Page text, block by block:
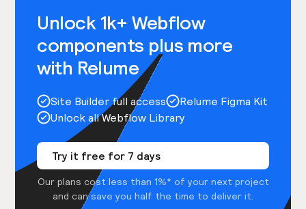
Unlock 1k+ Webflow
components plus more
with Relume
Site Builder full access
Relume Figma Kit
Unlock all Webflow Library
Try it free for 7 days
Our plans cost less than 1%* of your next project
and can save you half the time to deliver it.